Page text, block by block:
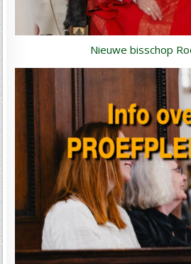
Nieuwe bisschop